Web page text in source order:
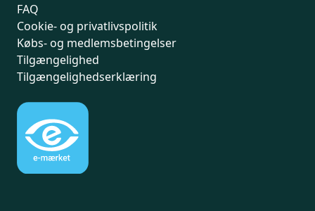
FAQ
Cookie- og privatlivspolitik
Købs- og medlemsbetingelser
Tilgængelighed
Tilgængelighedserklæring